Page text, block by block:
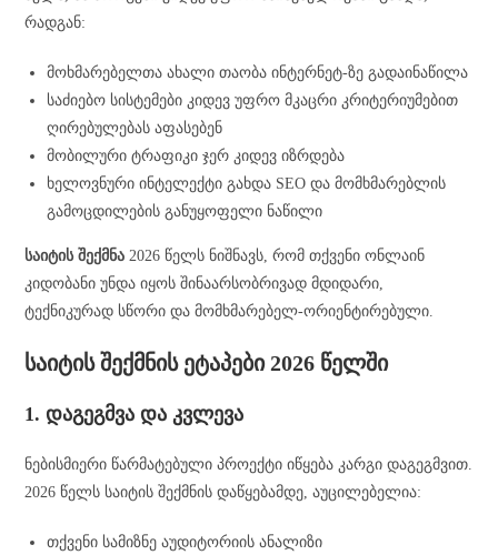
რადგან:
მოხმარებელთა ახალი თაობა ინტერნეტ-ზე გადაინაწილა
საძიებო სისტემები კიდევ უფრო მკაცრი კრიტერიუმებით
ღირებულებას აფასებენ
მობილური ტრაფიკი ჯერ კიდევ იზრდება
ხელოვნური ინტელექტი გახდა SEO და მომხმარებლის
გამოცდილების განუყოფელი ნაწილი
საიტის შექმნა 2026 წელს ნიშნავს, რომ თქვენი ონლაინ
კიდობანი უნდა იყოს შინაარსობრივად მდიდარი,
ტექნიკურად სწორი და მომხმარებელ-ორიენტირებული.
საიტის შექმნის ეტაპები 2026 წელში
1. დაგეგმვა და კვლევა
ნებისმიერი წარმატებული პროექტი იწყება კარგი დაგეგმვით.
2026 წელს საიტის შექმნის დაწყებამდე, აუცილებელია:
თქვენი სამიზნე აუდიტორიის ანალიზი